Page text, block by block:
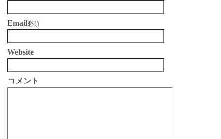
Email必須
Website
コメント